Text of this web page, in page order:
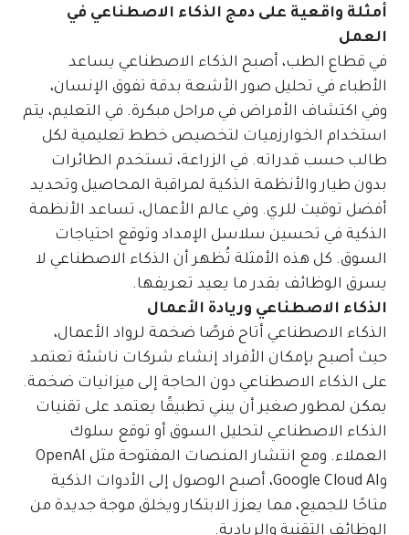
أمثلة واقعية على دمج الذكاء الاصطناعي في
العمل
في قطاع الطب، أصبح الذكاء الاصطناعي يساعد
الأطباء في تحليل صور الأشعة بدقة تفوق الإنسان،
وفي اكتشاف الأمراض في مراحل مبكرة. في التعليم، يتم
استخدام الخوارزميات لتخصيص خطط تعليمية لكل
طالب حسب قدراته. في الزراعة، تستخدم الطائرات
بدون طيار والأنظمة الذكية لمراقبة المحاصيل وتحديد
أفضل توقيت للري. وفي عالم الأعمال، تساعد الأنظمة
الذكية في تحسين سلاسل الإمداد وتوقع احتياجات
السوق. كل هذه الأمثلة تُظهر أن الذكاء الاصطناعي لا
يسرق الوظائف بقدر ما يعيد تعريفها.
الذكاء الاصطناعي وريادة الأعمال
الذكاء الاصطناعي أتاح فرصًا ضخمة لرواد الأعمال،
حيث أصبح بإمكان الأفراد إنشاء شركات ناشئة تعتمد
على الذكاء الاصطناعي دون الحاجة إلى ميزانيات ضخمة.
يمكن لمطور صغير أن يبني تطبيقًا يعتمد على تقنيات
الذكاء الاصطناعي لتحليل السوق أو توقع سلوك
العملاء. ومع انتشار المنصات المفتوحة مثل OpenAI
وGoogle Cloud AI، أصبح الوصول إلى الأدوات الذكية
متاحًا للجميع، مما يعزز الابتكار ويخلق موجة جديدة من
الوظائف التقنية والريادية.